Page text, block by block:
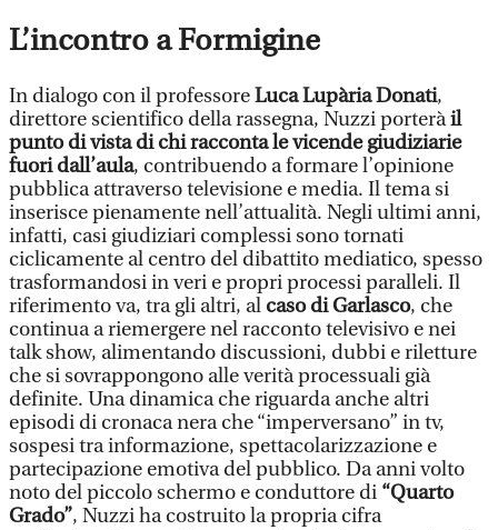
L’incontro a Formigine
In dialogo con il professoreLuca Lupària Donati,
direttore scientifico della rassegna, Nuzzi porteràil
punto di vista di chi racconta le vicende giudiziarie
fuori dall’aula, contribuendo a formare l’opinione
pubblica attraverso televisione e media. Il tema si
inserisce pienamente nell’attualità. Negli ultimi anni,
infatti, casi giudiziari complessi sono tornati
ciclicamente al centro del dibattito mediatico, spesso
trasformandosi in veri e propri processi paralleli. Il
riferimento va, tra gli altri, al caso di Garlasco, che
continua a riemergere nel racconto televisivo e nei
talk show, alimentando discussioni, dubbi e riletture
che si sovrappongono alle verità processuali già
definite. Una dinamica che riguarda anche altri
episodi di cronaca nera che “imperversano” in tv,
sospesi tra informazione, spettacolarizzazione e
partecipazione emotiva del pubblico. Da anni volto
noto del piccolo schermo e conduttore di “Quarto
Grado”, Nuzzi ha costruito la propria cifra